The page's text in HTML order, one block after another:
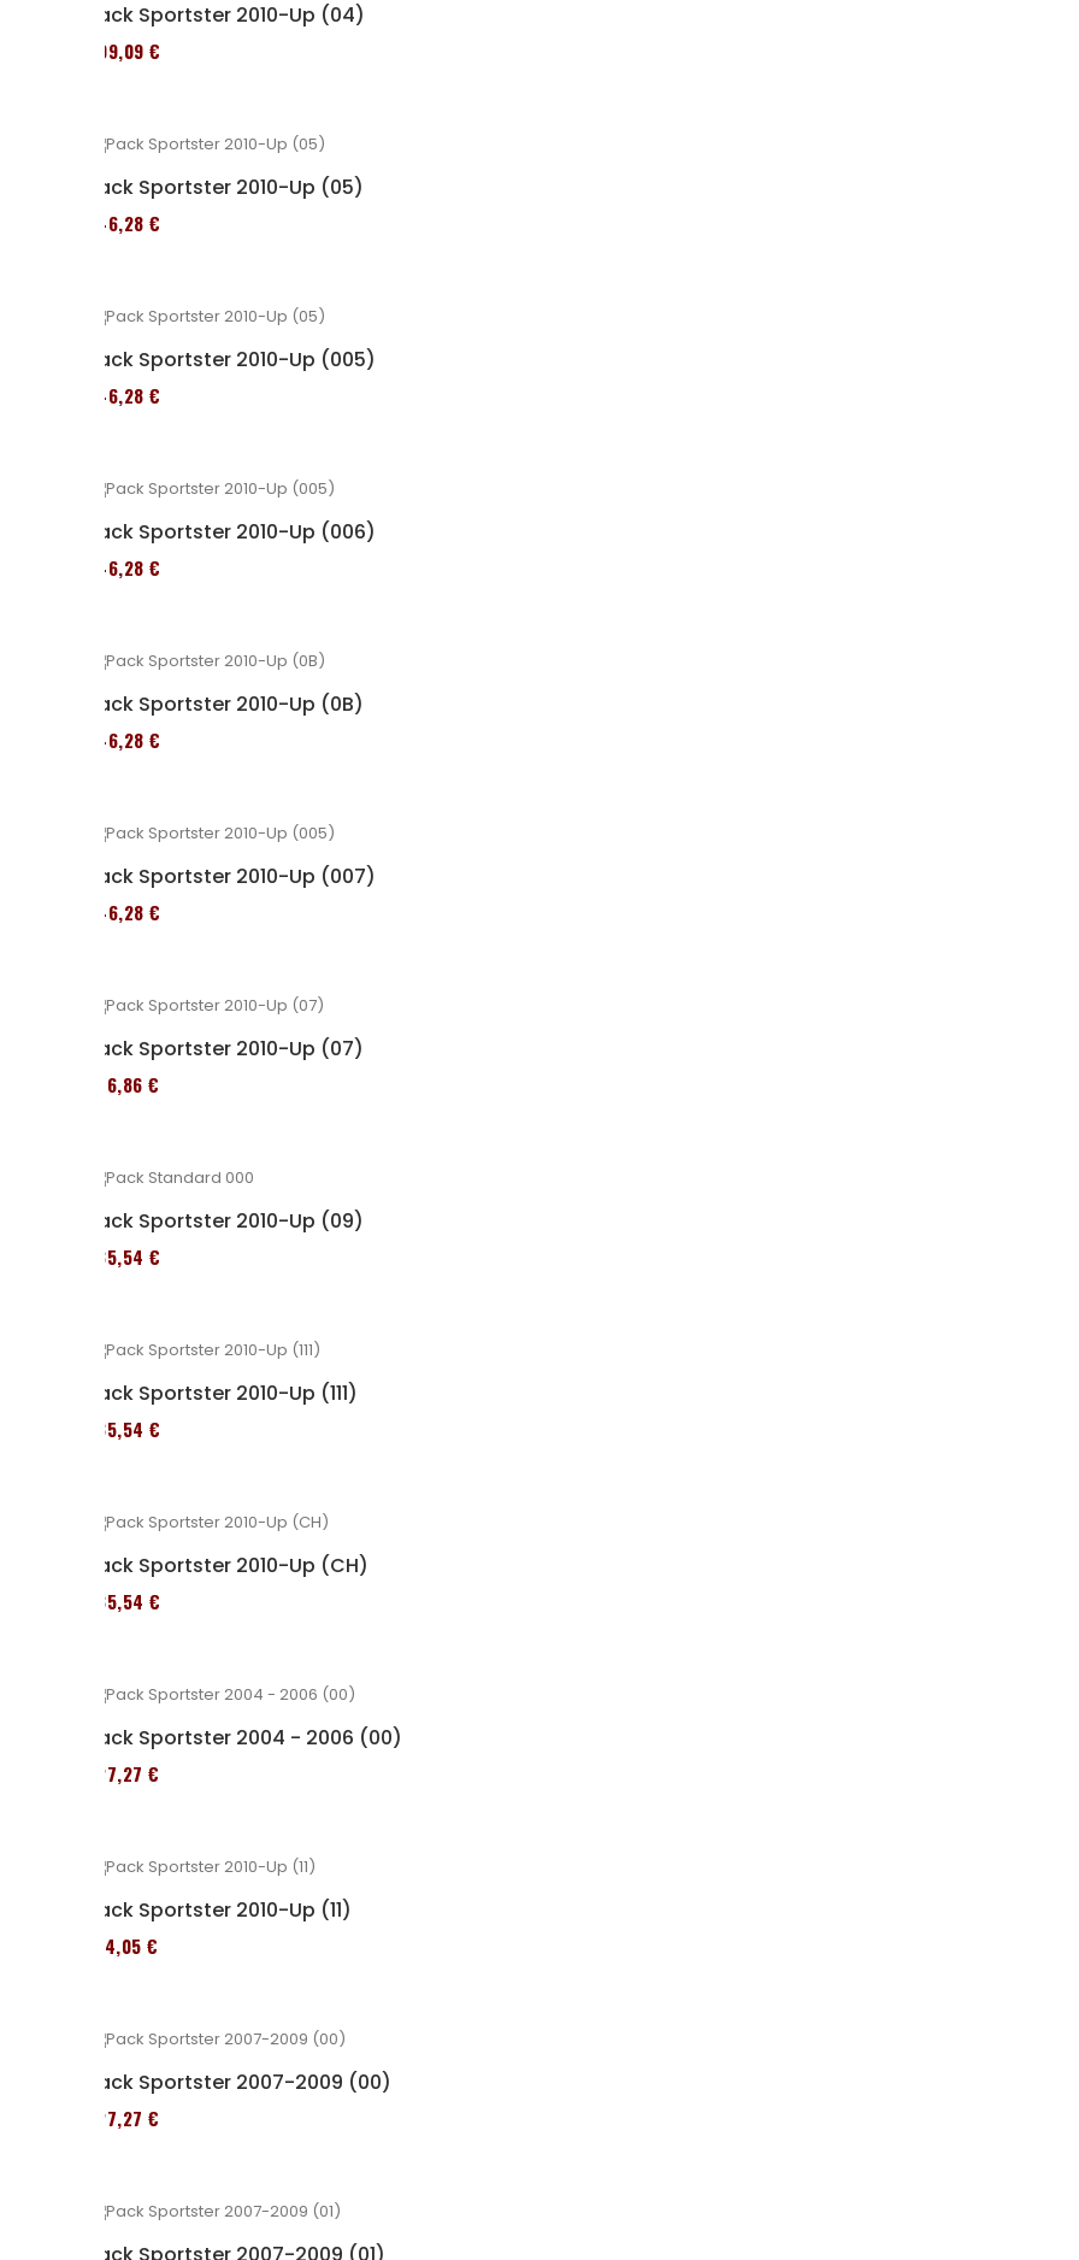
Pack Sportster 2010-Up (04)
409,09 €
Pack Sportster 2010-Up (05)
246,28 €
Pack Sportster 2010-Up (005)
246,28 €
Pack Sportster 2010-Up (006)
246,28 €
Pack Sportster 2010-Up (0B)
246,28 €
Pack Sportster 2010-Up (007)
246,28 €
Pack Sportster 2010-Up (07)
276,86 €
Pack Sportster 2010-Up (09)
235,54 €
Pack Sportster 2010-Up (111)
235,54 €
Pack Sportster 2010-Up (CH)
235,54 €
Pack Sportster 2004 - 2006 (00)
227,27 €
Pack Sportster 2010-Up (11)
314,05 €
Pack Sportster 2007-2009 (00)
227,27 €